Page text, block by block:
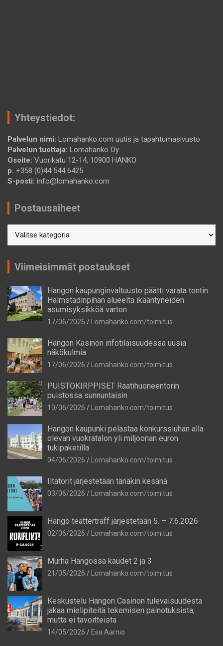
Yhteystiedot:
Palvelun nimi: Lomahanko.com uutis ja tapahtumasivusto
Palvelun tuottaja: Lomahanko Oy
Osoite: Vuorikatu 12-14, 10900 HANKO
p. +358 (0)44 544 6425
S-posti: info@lomahanko.com
Postausaiheet
Viimeisimmät postaukset
Hangon kaupunginvaltuusto päätti varata tontin
Halmstadinpihan alueelta ikääntyneiden
asumisyksikköä varten
17/06/2026 Lomahanko.com/toimitus
Hangon Kasinon infotilaisuudessa uusia
näkökulmia
17/06/2026 Lomahanko.com/toimitus
PUISTOKIRPPISET Raatihuoneentorin
puistossa sunnuntaisin
10/06/2026 Lomahanko.com/toimitus
Hangon kaupunki pelastaa konkurssiuhan alla
olevan vuokratalon yli miljoonan euron
tukipaketilla
04/06/2026 Lomahanko.com/toimitus
Iltatorit järjestetään tänäkin kesänä
03/06/2026 Lomahanko.com/toimitus
Hangö teatterträff järjestetään 5. – 7.6.2026
02/06/2026 Lomahanko.com/toimitus
Murha Hangossa kaudet 2 ja 3
21/05/2026 Lomahanko.com/toimitus
Keskustelu Hangon Casinon tulevaisuudesta
jakaa mielipiteitä tekemisen painotuksista,
mutta ei tavoitteista
14/05/2026 Esa Aarnio